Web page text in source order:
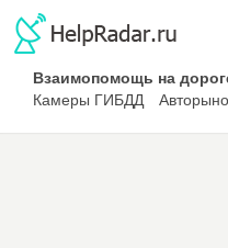
Взаимопомощь на
Камеры ГИБДД